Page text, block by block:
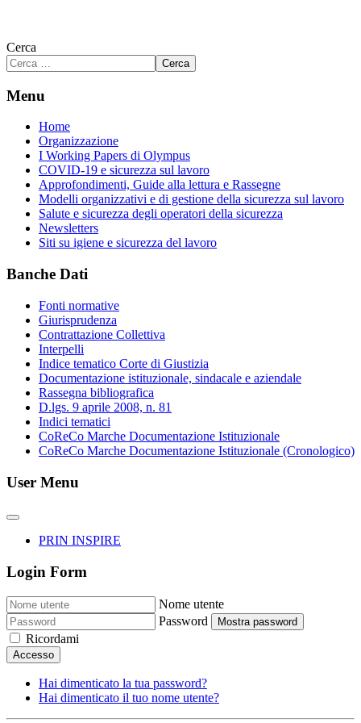
Cerca
Cerca
Menu
Home
Organizzazione
I Working Papers di Olympus
COVID-19 e sicurezza sul lavoro
Approfondimenti, Guide alla lettura e Rassegne
Modelli organizzativi e di gestione della sicurezza sul lavoro
Salute e sicurezza degli operatori della sicurezza
Newsletters
Siti su igiene e sicurezza del lavoro
Banche Dati
Fonti normative
Giurisprudenza
Contrattazione Collettiva
Interpelli
Indice tematico Corte di Giustizia
Documentazione istituzionale, sindacale e aziendale
Rassegna bibliografica
D.lgs. 9 aprile 2008, n. 81
Indici tematici
CoReCo Marche Documentazione Istituzionale
CoReCo Marche Documentazione Istituzionale (Cronologico)
User Menu
PRIN INSPIRE
Login Form
Nome utente
Password
Mostra password
Ricordami
Accesso
Hai dimenticato la tua password?
Hai dimenticato il tuo nome utente?